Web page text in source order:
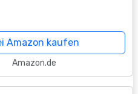
Geschenk für sie und
Amazon kaufen
Amazon.de